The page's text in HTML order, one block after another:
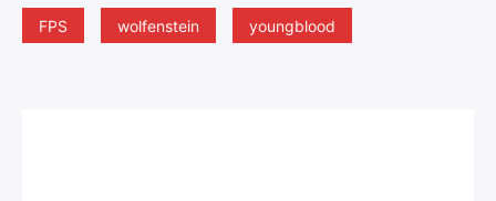
FPS wolfenstein youngblood